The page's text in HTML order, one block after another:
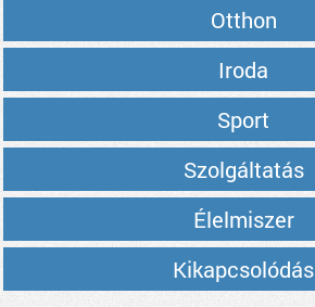
Otthon
Iroda
Sport
Szolgáltatás
Élelmiszer
Kikapcsolódás